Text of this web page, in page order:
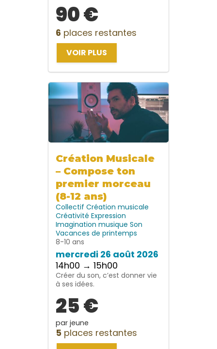
90 €
6 places restantes
VOIR PLUS
Création Musicale
– Compose ton
premier morceau
(8-12 ans)
Collectif Création musicale
Créativité Expression
Imagination musique Son
Vacances de printemps
8-10 ans
mercredi 26 août 2026
14h00 → 15h00
Créer du son, c’est donner vie
à ses idées.
25 €
par jeune
5 places restantes